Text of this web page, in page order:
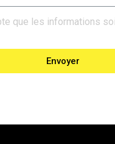
que les informations
Envoyer